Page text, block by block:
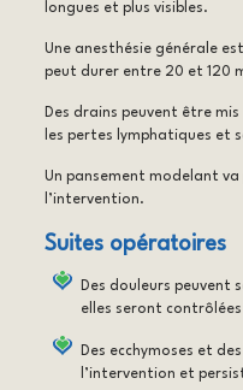
longues et plus visibles.
Une anesthésie générale
peut durer entre 20 et 120
Des drains peuvent être
les pertes lymphatiques et
Un pansement modelant
l’intervention.
Suites opératoires
Des douleurs peuvent
elles seront
Des ecchymoses et
l’intervention et